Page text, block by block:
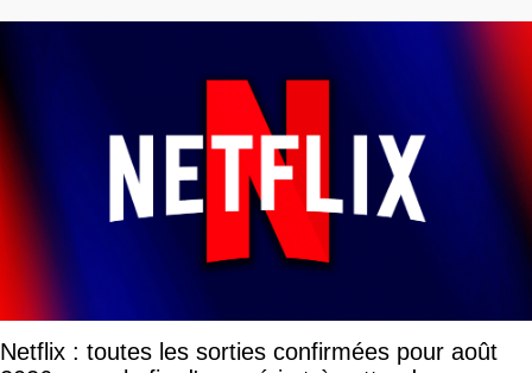
Netflix : toutes les sorties confirmées pour août